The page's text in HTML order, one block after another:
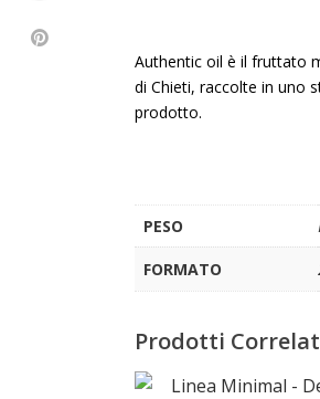
Authentic oil è il fruttato
di Chieti, raccolte in uno
prodotto.
PESO
FORMATO
Prodotti